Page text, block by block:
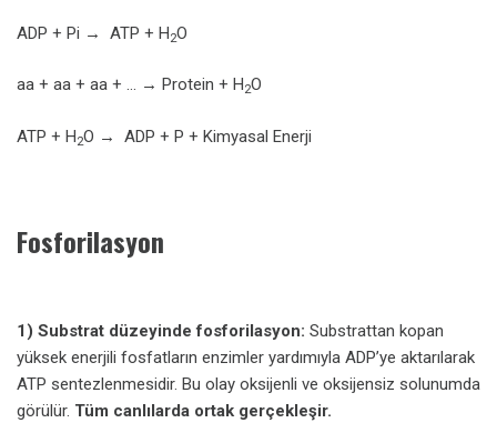
ADP + Pi → ATP + H2O
aa + aa + aa + … → Protein + H 2O
ATP + H2O → ADP + P + Kimyasal Enerji
Fosforilasyon
1) Substrat düzeyinde fosforilasyon: Substrattan kopan
yüksek enerjili fosfatların enzimler yardımıyla ADP’ye aktarılarak
ATP sentezlenmesidir. Bu olay oksijenli ve oksijensiz solunumda
görülür. Tüm canlılarda ortak gerçekleşir.